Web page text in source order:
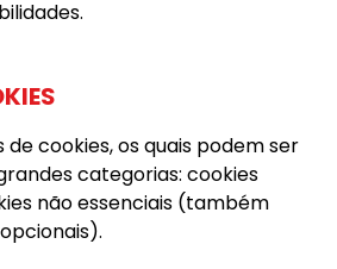
cookies, os quais podem ser
categorias: cookies
não essenciais (também